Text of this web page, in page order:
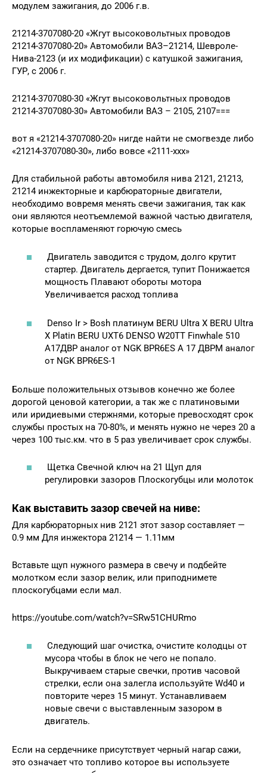
модулем зажигания, до 2006 г.в.
21214-3707080-20 «Жгут высоковольтных проводов
21214-3707080-20» Автомобили ВАЗ–21214, Шевроле-
Нива-2123 (и их модификации) с катушкой зажигания,
ГУР, с 2006 г.
21214-3707080-30 «Жгут высоковольтных проводов
21214-3707080-30» Автомобили ВАЗ – 2105, 2107===
вот я «21214-3707080-20» нигде найти не смогвезде либо
«21214-3707080-30», либо вовсе «2111-ххх»
Для стабильной работы автомобиля нива 2121, 21213,
21214 инжекторные и карбюраторные двигатели,
необходимо вовремя менять свечи зажигания, так как
они являются неотъемлемой важной частью двигателя,
которые воспламеняют горючую смесь
Двигатель заводится с трудом, долго крутит
стартер. Двигатель дергается, тупит Понижается
мощность Плавают обороты мотора
Увеличивается расход топлива
Denso Ir > Bosh платинум BERU Ultra X BERU Ultra
X Platin BERU UXT6 DENSO W20TT Finwhale 510
А17ДВР аналог от NGK BPR6ES А 17 ДВРМ аналог
от NGK BPR6ES-1
Больше положительных отзывов конечно же более
дорогой ценовой категории, а так же с платиновыми
или иридиевыми стержнями, которые превосходят срок
службы простых на 70-80%, и менять нужно не через 20 а
через 100 тыс.км. что в 5 раз увеличивает срок службы.
Щетка Свечной ключ на 21 Щуп для
регулировки зазоров Плоскогубцы или молоток
Как выставить зазор свечей на ниве:
Для карбюраторных нив 2121 этот зазор составляет —
0.9 мм Для инжектора 21214 — 1.11мм
Вставьте щуп нужного размера в свечу и подбейте
молотком если зазор велик, или приподнимете
плоскогубцами если мал.
https://youtube.com/watch?v=SRw51CHURmo
Следующий шаг очистка, очистите колодцы от
мусора чтобы в блок не чего не попало.
Выкручиваем старые свечки, против часовой
стрелки, если она залегла используйте Wd40 и
повторите через 15 минут. Устанавливаем
новые свечи c выставленным зазором в
двигатель.
Если на сердечнике присутствует черный нагар сажи,
это означает что топливо которое вы используете